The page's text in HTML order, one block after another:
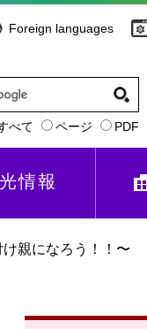
Foreign languages
べて ページ PDF
情報
親になろう！！〜